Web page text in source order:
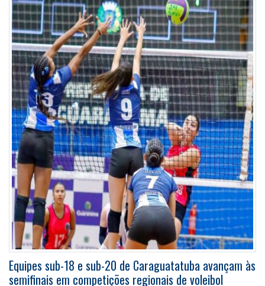
Equipes sub-18 e sub-20 de Caraguatatuba avançam às
semifinais em competições regionais de voleibol